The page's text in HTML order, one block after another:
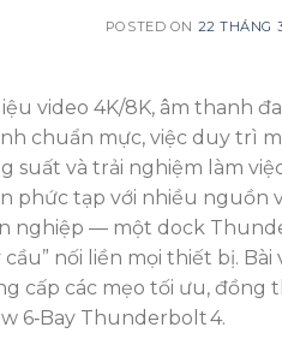
POSTED ON 22 THÁNG
video 4K/8K, âm thanh
chuẩn mực, việc duy trì
suất và trải nghiệm làm
phức tạp với nhiều nguồn
nghiệp — một dock
cầu” nối liền mọi thiết bị.
cấp các mẹo tối ưu, đồng
6‑Bay Thunderbolt 4.